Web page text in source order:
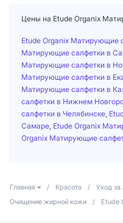
Цены на Etude Organix
Etude Organix Матирующие
Матирующие салфетки в
Матирующие салфетки в
Матирующие салфетки в
Матирующие салфетки в
салфетки в Нижнем
салфетки в Челябинске
Самаре Etude Organix
Organix Матирующие
Главная / Красота / Уход за
Очищение жирной кожи
/ Etude